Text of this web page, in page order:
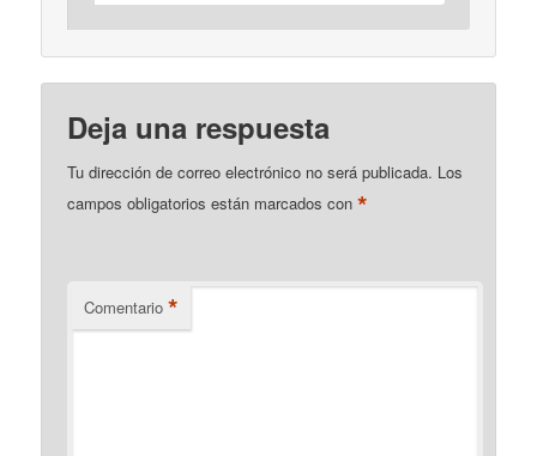
Deja una respuesta
Tu dirección de correo electrónico no será publicada. Los
campos obligatorios están marcados con*
Comentario *